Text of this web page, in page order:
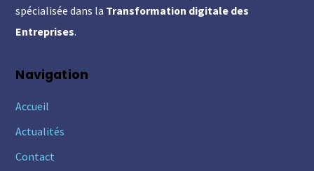
spécialisée dans la Transformation digitale des
Entreprises.
Navigation
Accueil
Actualités
Contact